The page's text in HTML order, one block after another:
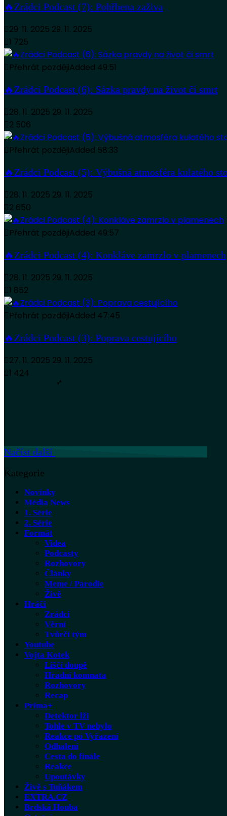
🔥Zrádci Podcast (7): Pohřbena zaživa
29. 11. 2025 29. 11. 2025
1 725
Přehrát pozdějiAdded 49:51
🔥Zrádci Podcast (6): Sázka pravdy na život či smrt
28. 11. 2025 29. 11. 2025
2 506
Přehrát pozdějiAdded 58:33
🔥Zrádci Podcast (5): Výbušná atmosféra kulatého
28. 11. 2025 29. 11. 2025
2 650
Přehrát pozdějiAdded 49:57
🔥Zrádci Podcast (4): Konkláve zamrzlo v plamenech
28. 11. 2025 29. 11. 2025
1 852
Přehrát pozdějiAdded 47:45
🔥Zrádci Podcast (3): Poprava cestujícího
27. 11. 2025 29. 11. 2025
1 424
Načíst další
Kategorie
Novinky
Média News
1. Série
2. Série
Formát
Videa
Podcasty
Rozhovory
Články
Meme / Parodie
Živě
Hráči
Zrádci
Věrní
Tvůrčí tým
Youtube
Vojta Kotek
Liščí doupě
Hradní komnata
Rozhovory
Recap
Prima+
Detektor lži
Tohle v TV nebylo
Reakce po Vyřazení
Odhalení
Cesta do finále
Reakce
Upoutávky
Živě s Tuňákem
EXTRA.CZ
Brdská Houba